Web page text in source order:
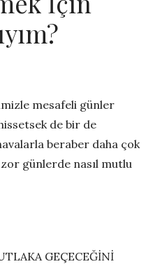
mesafeli günler
de bir de
beraber daha çok
zor günlerde nasıl mutlu
GEÇECEĞİNİ